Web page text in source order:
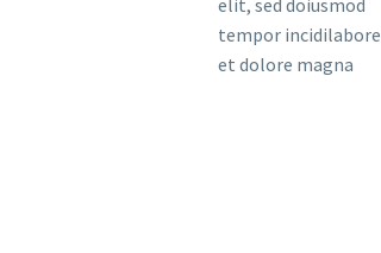
tempor incidilabore
et dolore magna